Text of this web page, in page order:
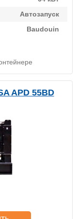
Автозапуск
Baudouin
APD 55BD